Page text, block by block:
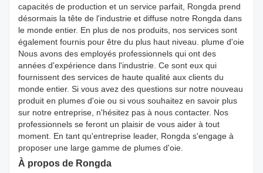
capacités de production et un service parfait, Rongda prend
désormais la tête de l'industrie et diffuse notre Rongda dans
le monde entier. En plus de nos produits, nos services sont
également fournis pour être du plus haut niveau. plume d'oie
Nous avons des employés professionnels qui ont des
années d'expérience dans l'industrie. Ce sont eux qui
fournissent des services de haute qualité aux clients du
monde entier. Si vous avez des questions sur notre nouveau
produit en plumes d'oie ou si vous souhaitez en savoir plus
sur notre entreprise, n'hésitez pas à nous contacter. Nos
professionnels se feront un plaisir de vous aider à tout
moment. En tant qu'entreprise leader, Rongda s'engage à
proposer une large gamme de plumes d'oie.
À propos de Rongda